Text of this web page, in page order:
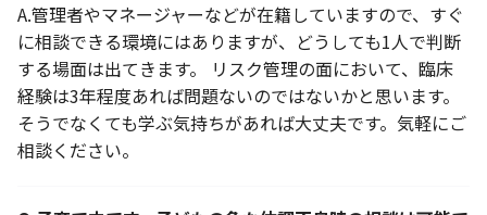
A.管理者やマネージャーなどが在籍していますので、すぐ
に相談できる環境にはありますが、どうしても1人で判断
する場面は出てきます。 リスク管理の面において、臨床
経験は3年程度あれば問題ないのではないかと思います。
そうでなくても学ぶ気持ちがあれば大丈夫です。気軽にご
相談ください。